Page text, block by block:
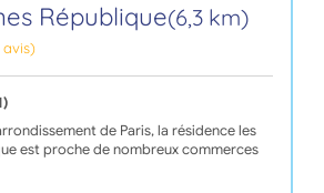
République(6,3 km)
avis)
de Paris, la résidence les
est proche de nombreux commerces